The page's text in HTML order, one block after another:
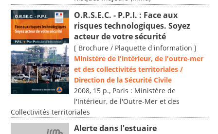
O.R.S.E.C. - P.P.I. : Face aux
risques technologiques. Soyez
acteur de votre sécurité
[ Brochure / Plaquette d'information ]
Ministère de l'intérieur, de l'outre-mer
et des collectivités territoriales /
Direction de la Sécurité Civile
2008, 15 p., Paris : Ministère de
l'Intérieur, de l'Outre-Mer et des
Collectivités territoriales
Alerte dans l'estuaire